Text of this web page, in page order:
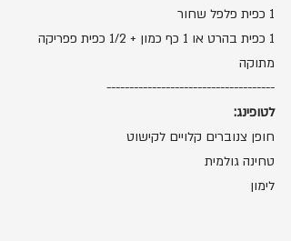
1 כפית פלפל שחור
1 כפית בהרט או 1 כף כמון + 1/2 כפית פפריקה
מתוקה
-------------------------------------
לטופינג:
חופן צנוברים קלויים לקישוט
טחינה גולמית
לימון